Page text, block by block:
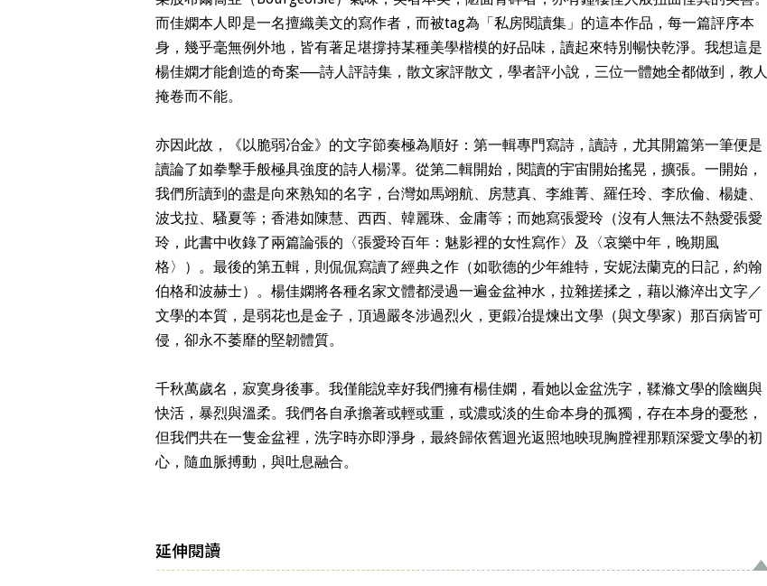
而佳嫻本人即是一名擅織美文的寫作者，而被tag為「私房閱讀集」的這本作品，每一篇評序本
身，幾乎毫無例外地，皆有著足堪撐持某種美學楷模的好品味，讀起來特別暢快乾淨。我想這是
楊佳嫻才能創造的奇案──詩人評詩集，散文家評散文，學者評小說，三位一體她全都做到，教人
掩卷而不能。
亦因此故，《以脆弱冶金》的文字節奏極為順好：第一輯專門寫詩，讀詩，尤其開篇第一筆便是
讀論了如拳擊手般極具強度的詩人楊澤。從第二輯開始，閱讀的宇宙開始搖晃，擴張。一開始，
我們所讀到的盡是向來熟知的名字，台灣如馬翊航、房慧真、李維菁、羅任玲、李欣倫、楊婕、
波戈拉、騷夏等；香港如陳慧、西西、韓麗珠、金庸等；而她寫張愛玲（沒有人無法不熱愛張愛
玲，此書中收錄了兩篇論張的〈張愛玲百年：魅影裡的女性寫作〉及〈哀樂中年，晚期風
格〉）。最後的第五輯，則侃侃寫讀了經典之作（如歌德的少年維特，安妮法蘭克的日記，約翰
伯格和波赫士）。楊佳嫻將各種名家文體都浸過一遍金盆神水，拉雜搓揉之，藉以滌淬出文字／
文學的本質，是弱花也是金子，頂過嚴冬涉過烈火，更鍛冶提煉出文學（與文學家）那百病皆可
侵，卻永不萎靡的堅韌體質。
千秋萬歲名，寂寞身後事。我僅能說幸好我們擁有楊佳嫻，看她以金盆洗字，鞣滌文學的陰幽與
快活，暴烈與溫柔。我們各自承擔著或輕或重，或濃或淡的生命本身的孤獨，存在本身的憂愁，
但我們共在一隻金盆裡，洗字時亦即淨身，最終歸依舊迴光返照地映現胸膛裡那顆深愛文學的初
心，隨血脈搏動，與吐息融合。
延伸閱讀